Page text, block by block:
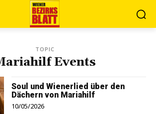
TOPIC
Events
Soul und Wienerlied über den
Dächern von Mariahilf
10/05/2026